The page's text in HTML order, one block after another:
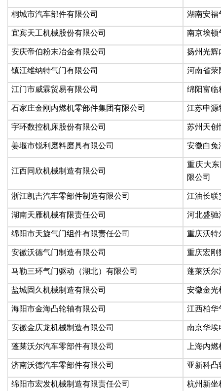
桐城市汽车部件有限公司 湖南安福
宜宾天工机械股份有限公司 南京埃顿
安庆帝伯粉末冶金有限公司 扬州光辉
镇江维纳特气门有限公司 河南省荥
江门市威霖贸易有限公司 绵阳富临
石家庄金刚内燃机零部件集团有限公司 江苏申源
宇环数控机床股份有限公司 苏州天创
姜堰市锐利磨料磨具有限公司 安徽白兔
江西同欣机械制造有限公司
重庆大
限公司
浙江凯吉汽车零部件制造有限公司 江油长联
湖南天雁机械有限责任公司 河北盛驰
绵阳市天旋气门组件有限责任公司 重庆沃特
安徽沃德气门制造有限公司 重庆宏刚
马勒三环气门驱动（湖北）有限公司 蓬莱沃尔
盐城固久机械制造有限公司 安徽金光
海阳市金海凸轮轴有限公司 江西柏华
安徽金庆龙机械制造有限公司 南京华埃
蓬莱沃尔汽车零部件有限公司 上海内
济南沃德汽车零部件有限公司 亚新科凸
绵阳市宏发机械制造有限责任公司 杭州新坐